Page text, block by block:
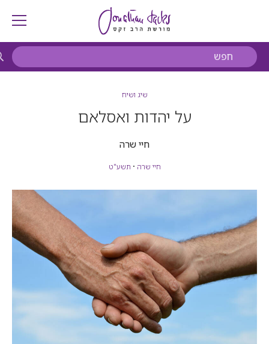
שיג ושיח
על יהדות ואסלאם
חיי שרה
חיי שרה • תשע"ט